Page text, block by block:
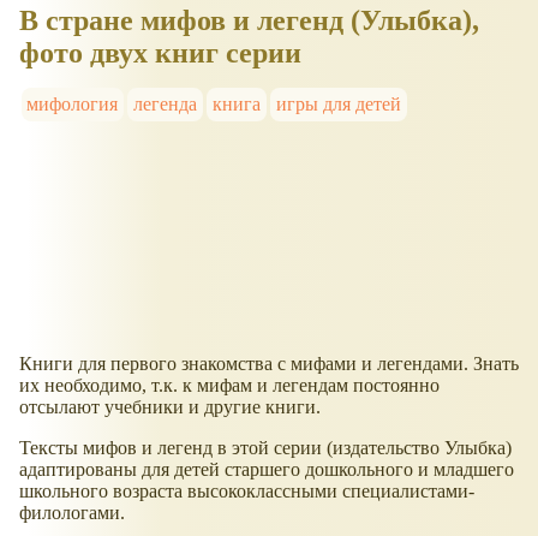
В стране мифов и легенд (Улыбка),
фото двух книг серии
мифология легенда книга игры для детей
Книги для первого знакомства с мифами и легендами. Знать
их необходимо, т.к. к мифам и легендам постоянно
отсылают учебники и другие книги.
Тексты мифов и легенд в этой серии (издательство Улыбка)
адаптированы для детей старшего дошкольного и младшего
школьного возраста высококлассными специалистами-
филологами.